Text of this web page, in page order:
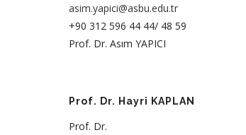
asim.yapici@asbu.edu.tr
+90 312 596 44 44/ 48 59
Prof. Dr. Asım YAPICI
Prof. Dr. Hayri KAPLAN
Prof. Dr.